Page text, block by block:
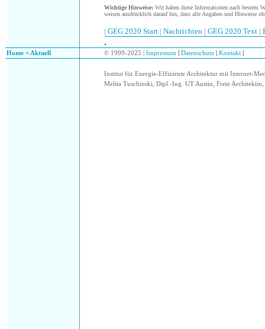
Wichtige Hinweise: Wir haben diese Informationen nach bestem
weisen ausdrücklich darauf hin, dass alle Angaben und Hinweise
| GEG 2020 Start | Nachrichten | GEG 2020 Text |
.
Home + Aktuell © 1999-2025 | Impressum Datenschutz Kontakt
Institut für Energie-Effiziente Architektur mit Internet-
Melita Tuschinski, Dipl.-Ing. UT Austin, Freie Architektin,